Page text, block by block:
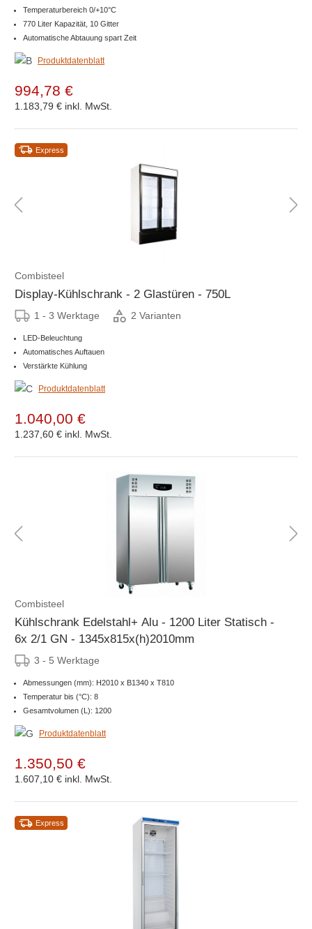
Temperaturbereich 0/+10°C
770 Liter Kapazität, 10 Gitter
Automatische Abtauung spart Zeit
Produktdatenblatt
994,78 €
1.183,79 € inkl. MwSt.
Express
Combisteel
Display-Kühlschrank - 2 Glastüren - 750L
1 - 3 Werktage 2 Varianten
LED-Beleuchtung
Automatisches Auftauen
Verstärkte Kühlung
Produktdatenblatt
1.040,00 €
1.237,60 € inkl. MwSt.
Combisteel
Kühlschrank Edelstahl+ Alu - 1200 Liter Statisch -
6x 2/1 GN - 1345x815x(h)2010mm
3 - 5 Werktage
Abmessungen (mm): H2010 x B1340 x T810
Temperatur bis (°C): 8
Gesamtvolumen (L): 1200
Produktdatenblatt
1.350,50 €
1.607,10 € inkl. MwSt.
Express